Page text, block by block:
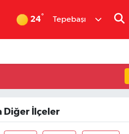
24° Tepebaşı
Diğer İlçeler